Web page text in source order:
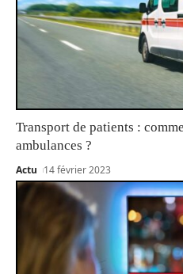
Transport de patients :
ambulances ?
Actu 14 février 2023